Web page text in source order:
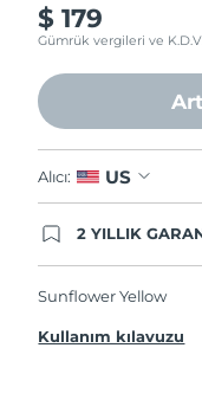
$ 179
Gümrük vergileri ve
Alıcı: US
2 YILLIK
korunmaktadır.
alan servisimize
Sunflower Yellow
Kullanım kılavuzu